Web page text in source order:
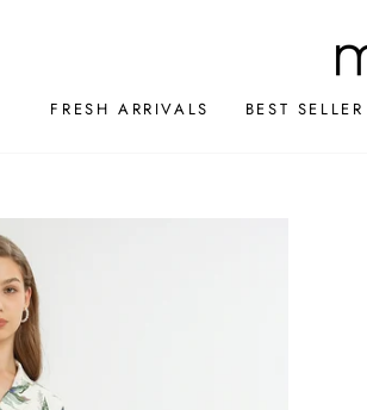
FRESH ARRIVALS BEST SELLER